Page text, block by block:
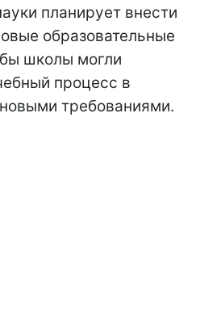
планирует внести
образовательные
школы могли
процесс в
требованиями.